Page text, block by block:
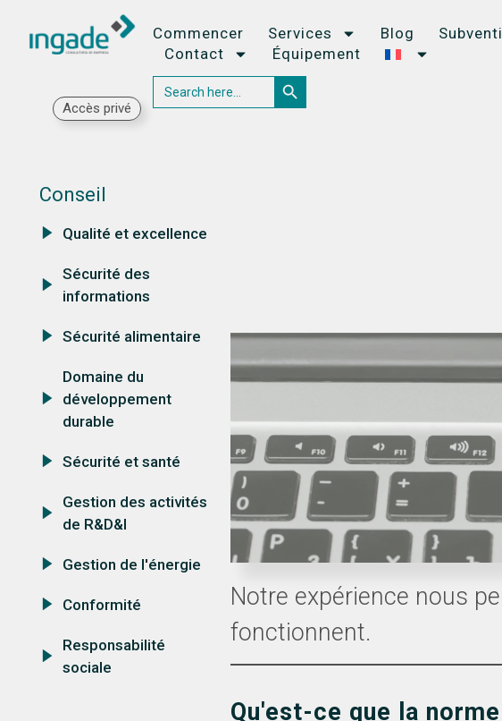
Commencer Services Blog
Contact
Équipement
Accès privé
Search
for:
Search Button
Conseil
Qualité et excellence
Sécurité des
informations
Sécurité alimentaire
Domaine du
développement
durable
Sécurité et santé
Gestion des activités
de R&D&I
Gestion de l'énergie
Conformité
Responsabilité
sociale
Notre expérience nous
fonctionnent.
Qu'est-ce que la norme